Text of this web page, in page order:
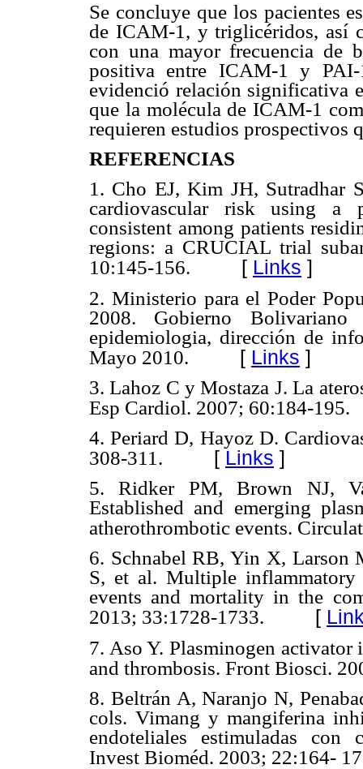
Se concluye que los pacientes
de ICAM-1, y triglicéridos, así
con una mayor frecuencia de
positiva entre ICAM-1 y
evidenció relación
que la molécula de ICAM-1
requieren estudios prospectivos
REFERENCIAS
1. Cho EJ, Kim JH, Sutradhar
cardiovascular risk using a
consistent among patients
regions: a CRUCIAL trial
10:145-156. [ Links ]
2. Ministerio para el Poder
2008. Gobierno
epidemiologia, dirección de
Mayo 2010. [ Links ]
3. Lahoz C y Mostaza J. La
Esp Cardiol. 2007; 60:184-195.
4. Periard D, Hayoz D.
308-311. [ Links ]
5. Ridker PM, Brown NJ,
Established and emerging
atherothrombotic events.
6. Schnabel RB, Yin X, Larson
S, et al. Multiple inflammatory
events and mortality in the
2013; 33:1728-1733. [
7. Aso Y. Plasminogen
and thrombosis. Front Biosci.
8. Beltrán A, Naranjo N,
cols. Vimang y mangiferina
endoteliales estimuladas con
Invest Bioméd. 2003; 22:164-